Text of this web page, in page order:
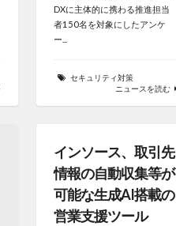
DXに主体的に携わる推進担当
者150名を対象にしたアンケ
ー...
セキュリティ対策
ニュースを読む
インソース、取引先
情報の自動収集等が
可能な生成AI搭載の
営業支援ツール